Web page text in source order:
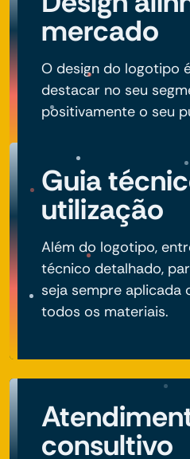
mercado
O design do logotipo
destacar no seu
positivamente o seu
Guia
utilização
Além do logotipo,
técnico detalhado,
seja sempre aplicada
todos os materiais.
consultivo